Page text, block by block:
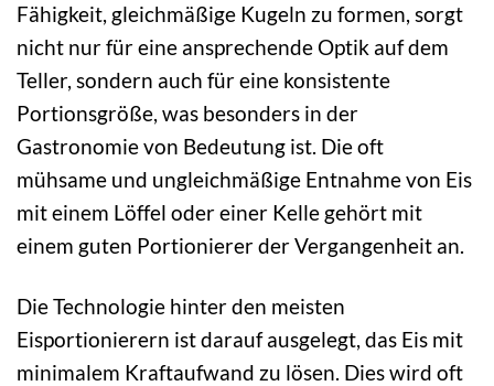
Fähigkeit, gleichmäßige Kugeln zu formen, sorgt
nicht nur für eine ansprechende Optik auf dem
Teller, sondern auch für eine konsistente
Portionsgröße, was besonders in der
Gastronomie von Bedeutung ist. Die oft
mühsame und ungleichmäßige Entnahme von Eis
mit einem Löffel oder einer Kelle gehört mit
einem guten Portionierer der Vergangenheit an.
Die Technologie hinter den meisten
Eisportionierern ist darauf ausgelegt, das Eis mit
minimalem Kraftaufwand zu lösen. Dies wird oft